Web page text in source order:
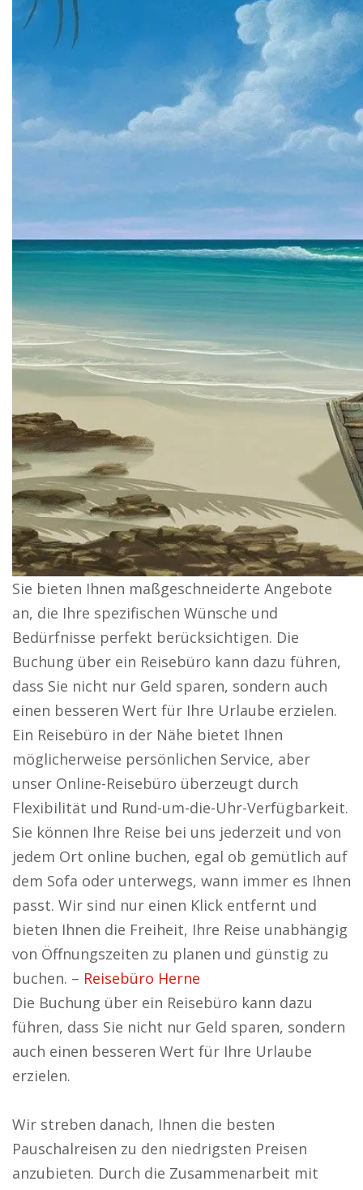
Sie bieten Ihnen maßgeschneiderte Angebote
an, die Ihre spezifischen Wünsche und
Bedürfnisse perfekt berücksichtigen. Die
Buchung über ein Reisebüro kann dazu führen,
dass Sie nicht nur Geld sparen, sondern auch
einen besseren Wert für Ihre Urlaube erzielen.
Ein Reisebüro in der Nähe bietet Ihnen
möglicherweise persönlichen Service, aber
unser Online-Reisebüro überzeugt durch
Flexibilität und Rund-um-die-Uhr-Verfügbarkeit.
Sie können Ihre Reise bei uns jederzeit und von
jedem Ort online buchen, egal ob gemütlich auf
dem Sofa oder unterwegs, wann immer es Ihnen
passt. Wir sind nur einen Klick entfernt und
bieten Ihnen die Freiheit, Ihre Reise unabhängig
von Öffnungszeiten zu planen und günstig zu
buchen. – Reisebüro Herne
Die Buchung über ein Reisebüro kann dazu
führen, dass Sie nicht nur Geld sparen, sondern
auch einen besseren Wert für Ihre Urlaube
erzielen.
Wir streben danach, Ihnen die besten
Pauschalreisen zu den niedrigsten Preisen
anzubieten. Durch die Zusammenarbeit mit